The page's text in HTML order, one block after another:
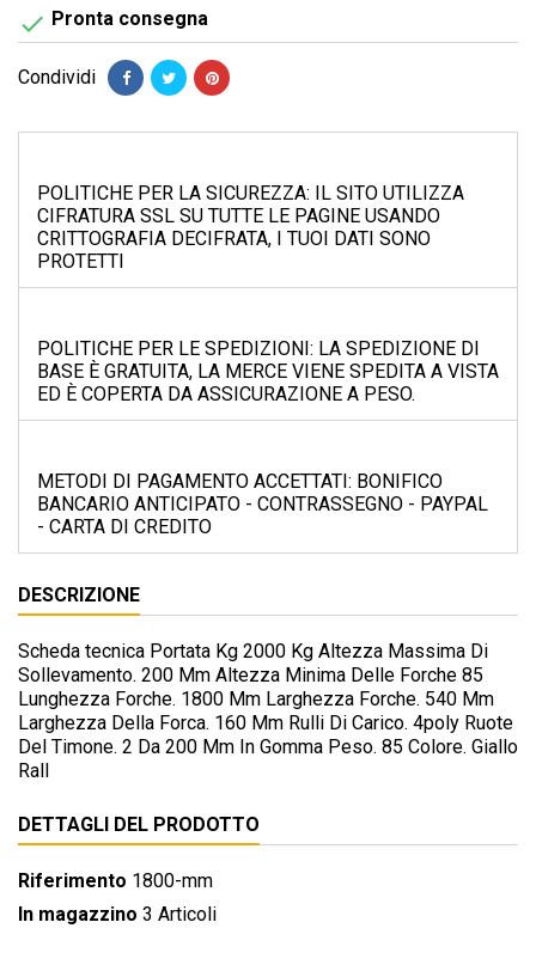
 Pronta consegna
Condividi
POLITICHE PER LA SICUREZZA: IL SITO UTILIZZA
CIFRATURA SSL SU TUTTE LE PAGINE USANDO
CRITTOGRAFIA DECIFRATA, I TUOI DATI SONO
PROTETTI
POLITICHE PER LE SPEDIZIONI: LA SPEDIZIONE DI
BASE È GRATUITA, LA MERCE VIENE SPEDITA A VISTA
ED È COPERTA DA ASSICURAZIONE A PESO.
METODI DI PAGAMENTO ACCETTATI: BONIFICO
BANCARIO ANTICIPATO - CONTRASSEGNO - PAYPAL
- CARTA DI CREDITO
DESCRIZIONE
Scheda tecnica Portata Kg 2000 Kg Altezza Massima Di
Sollevamento. 200 Mm Altezza Minima Delle Forche 85
Lunghezza Forche. 1800 Mm Larghezza Forche. 540 Mm
Larghezza Della Forca. 160 Mm Rulli Di Carico. 4poly Ruote
Del Timone. 2 Da 200 Mm In Gomma Peso. 85 Colore. Giallo
Rall
DETTAGLI DEL PRODOTTO
Riferimento 1800-mm
In magazzino 3 Articoli